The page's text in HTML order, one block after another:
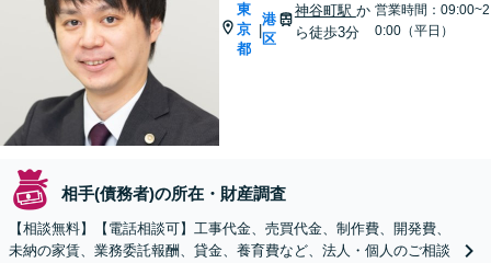
東
京
都
|
港
区
神谷町駅 か
ら徒歩3分
営業時間：09:00~2
0:00（平日）
相手(債務者)の所在・財産調査
【相談無料】【電話相談可】工事代金、売買代金、制作費、開発費、
未納の家賃、業務委託報酬、貸金、養育費など、法人・個人のご相談